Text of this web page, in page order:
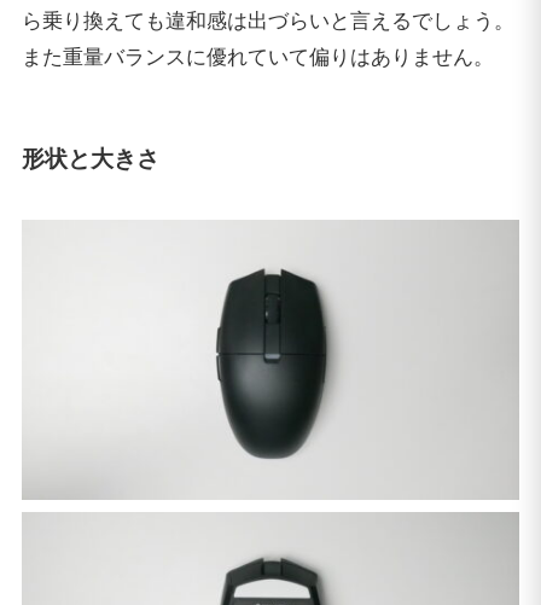
ら乗り換えても違和感は出づらいと言えるでしょう。
また重量バランスに優れていて偏りはありません。
形状と大きさ